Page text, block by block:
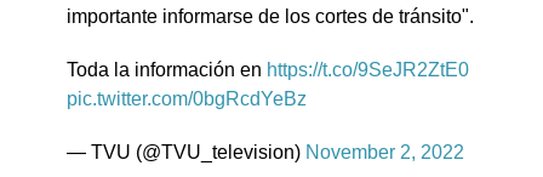
importante informarse de los cortes de tránsito".
Toda la información en https://t.co/9SeJR2ZtE0
pic.twitter.com/0bgRcdYeBz
— TVU (@TVU_television) November 2, 2022